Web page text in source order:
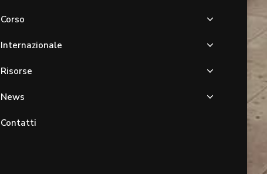
Corso
Internazionale
Risorse
News
Contatti